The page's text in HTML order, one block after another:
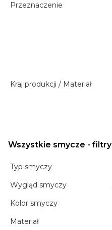
Przeznaczenie
Kraj produkcji / Materiał
Wszystkie smycze - filtry
Typ smyczy
Wygląd smyczy
Kolor smyczy
Materiał